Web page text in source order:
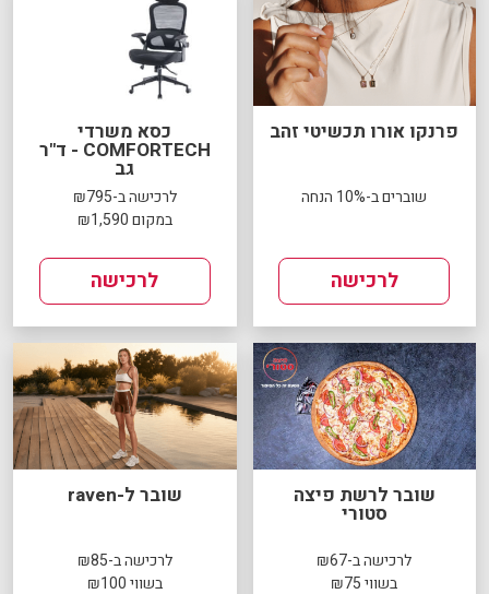
פרנקו אורו תכשיטי זהב
שוברים ב-10% הנחה
לרכישה
כסא משרדי
COMFORTECH - ד"ר
גב
לרכישה ב-₪795
במקום ₪1,590
לרכישה
שובר לרשת פיצה
סטורי
לרכישה ב-₪67
בשווי ₪75
שובר ל-raven
לרכישה ב-₪85
בשווי ₪100